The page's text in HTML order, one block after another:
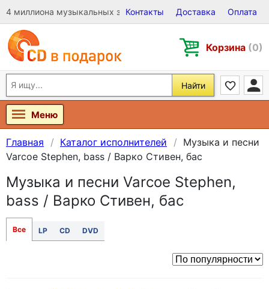
4 миллиона музыкальных записей на Виниле, CD и DVD
Контакты Доставка Оплата
Корзина (0)
Найти
Меню
Главная Каталог исполнителей
Музыка и песни
Varcoe Stephen, bass / Варко Стивен, бас
Музыка и песни Varcoe Stephen,
bass / Варко Стивен, бас
Все LP CD DVD